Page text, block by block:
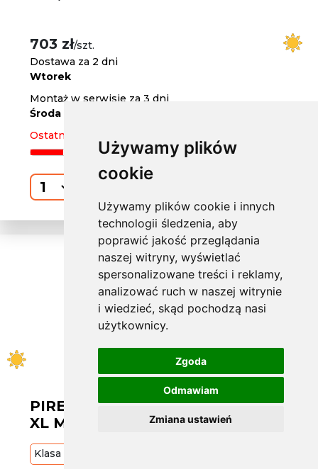
Używamy plików
cookie
Używamy plików cookie i innych
technologii śledzenia, aby
poprawić jakość przeglądania
naszej witryny, wyświetlać
spersonalizowane treści i reklamy,
analizować ruch w naszej witrynie
i wiedzieć, skąd pochodzą nasi
użytkownicy.
Zgoda
Odmawiam
Zmiana ustawień
703 zł/szt.
Dostawa za 2 dni
Wtorek
Montaż w serwisie za 3 dni
Środa
Ostatnia sztuka
PIRELLI L275/50 R20 SC ATR 113V
XL MO1 [23]
Klasa